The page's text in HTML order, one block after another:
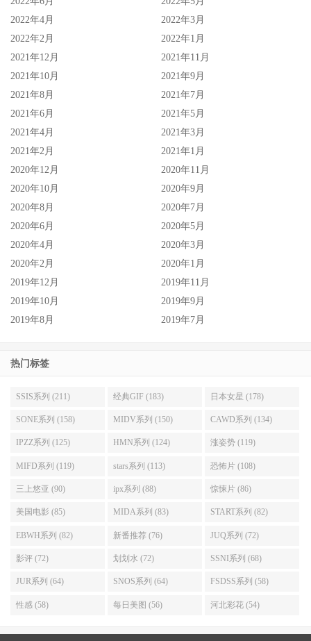
2022年4月
2022年3月
2022年2月
2022年1月
2021年12月
2021年11月
2021年10月
2021年9月
2021年8月
2021年7月
2021年6月
2021年5月
2021年4月
2021年3月
2021年2月
2021年1月
2020年12月
2020年11月
2020年10月
2020年9月
2020年8月
2020年7月
2020年6月
2020年5月
2020年4月
2020年3月
2020年2月
2020年1月
2019年12月
2019年11月
2019年10月
2019年9月
2019年8月
2019年7月
热门标签
SSIS系列 (211) 经典GIF (183) 日本女星 (178)
SONE系列 (158) MIDV系列 (150) CAWD系列 (134)
IPZZ系列 (125) HMN系列 (124) 涨姿势 (119)
MIFD系列 (119) stars系列 (113) 恐怖片 (108)
三上悠亚 (90) ipx系列 (88) 惊悚片 (86)
美国电影 (85) MIDA系列 (83) START系列 (82)
EBWH系列 (82) 新番推荐 (76) JUQ系列 (72)
影评 (72) 划划水 (72) SSNI系列 (68)
JUR系列 (64) SNOS系列 (64) FSDSS系列 (58)
性感 (58) 每日美图 (56) 河北彩花 (54)